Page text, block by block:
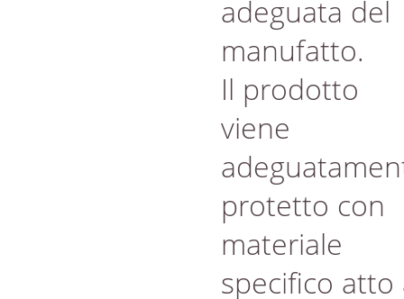
adeguata del
manufatto.
Il prodotto
viene
protetto con
materiale
specifico atto